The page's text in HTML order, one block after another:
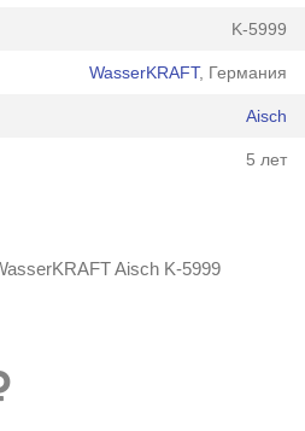
K-5999
WasserKRAFT, Германия
Aisch
5 лет
Aisch K-5999